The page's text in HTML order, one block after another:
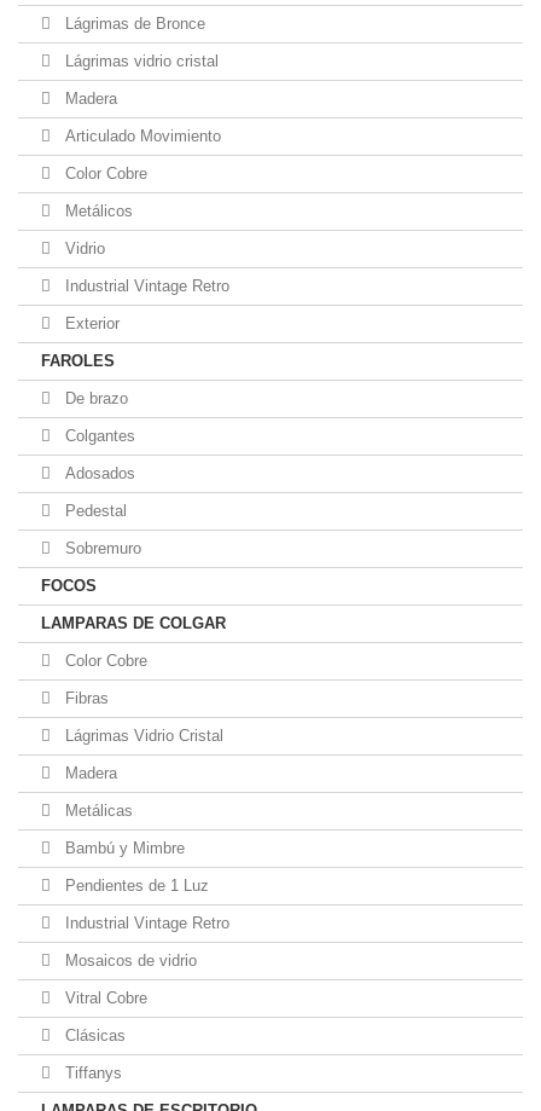
Lágrimas de Bronce
Lágrimas vidrio cristal
Madera
Articulado Movimiento
Color Cobre
Metálicos
Vidrio
Industrial Vintage Retro
Exterior
FAROLES
De brazo
Colgantes
Adosados
Pedestal
Sobremuro
FOCOS
LAMPARAS DE COLGAR
Color Cobre
Fibras
Lágrimas Vidrio Cristal
Madera
Metálicas
Bambú y Mimbre
Pendientes de 1 Luz
Industrial Vintage Retro
Mosaicos de vidrio
Vitral Cobre
Clásicas
Tiffanys